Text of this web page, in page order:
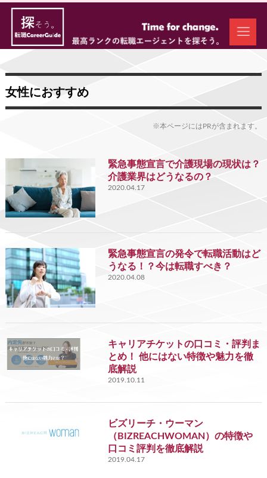
女性におすすめ
※本ページにはPRが含まれます。
緊急事態宣言で介護現場の現状は？
介護業界はどうなるの？
2020.04.17
緊急事態宣言の発令で転職活動はど
うなる！？今は転職すべき？
2020.04.08
キャリアチケットの口コミ・評判ま
とめ！ 他にはない特徴や魅力を徹
底解説
2019.10.11
ビズリーチ・ウーマン
（BIZREACHWOMAN）の特徴や
口コミ評判を徹底解説
2019.04.17